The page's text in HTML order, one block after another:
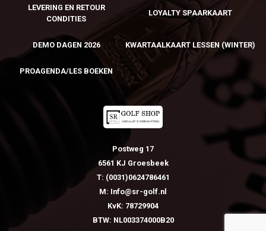
LEVERING EN RETOUR
CONDITIES
LOYALTY SPAARKAART
DEMO DAGEN 2026 KWARTAALKAART LESSEN (WINTER)
PROAGENDA/LES BOEKEN
Postweg 17
6561 KJ Groesbeek
T: (0031)0624786461
M: Info@sr-golf.nl
KvK: 78729904
BTW: NL003374000B20